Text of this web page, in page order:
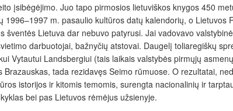
įsibėgėjimo. Juo tapo pirmosios lietuviškos knygos 450
1996–1997 m. pasaulio kultūros datų kalendorių, o
šventės Lietuva dar nebuvo patyrusi. Jai vadovavo
darbuotojai, bažnyčių atstovai. Daugelį toliaregiškų
Vytautui Landsbergiui (tais laikais valstybės pirmųjų
Brazauskas, tada rezidavęs Seimo rūmuose. O rezultatai,
istorijos ir kitomis temomis, surengta nacionalinių ir
bei pas Lietuvos rėmėjus užsienyje.